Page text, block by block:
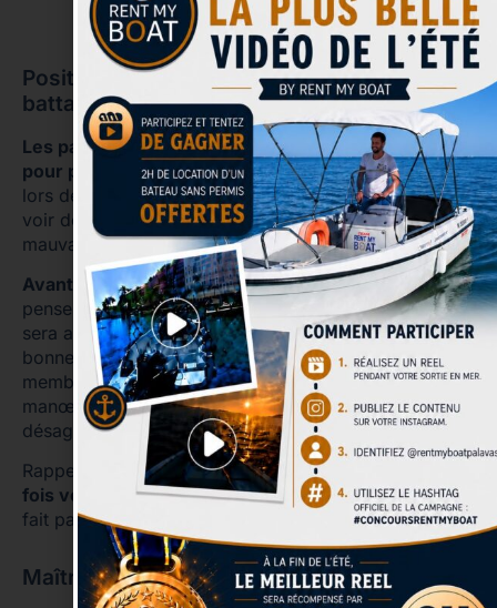
Positionnez correctement les pare-
battages
Les pare-battages sont vos alliés incontournables
pour protéger la coque de votre bateau, notamment
lors de l’amarrage. Pourtant, il est encore fréquent de
voir des plaisanciers les installer trop tard ou du
mauvais côté.
Avant même d’approcher les pontons du port,
pensez à les mettre en place du bon côté — celui qui
sera au contact du quai ou d’un autre bateau — et à la
bonne hauteur. Si le vent souffle fort, demandez à un
membre de l’équipage de les maintenir pendant la
manœuvre. Ce petit geste peut éviter bien des
désagréments.
Rappelez-vous :ces équipements protègent à la
fois votre bateau et ceux des autres. Bien les utiliser
fait partie du savoir-être en mer.
Maîtrisez l’utilisation de la marche arrière